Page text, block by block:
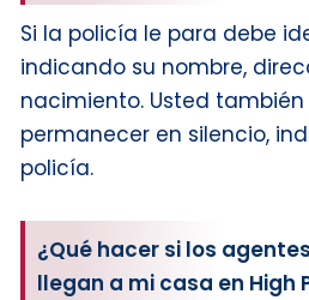
Si la policía le para debe
indicando su nombre,
nacimiento. Usted
permanecer en silencio,
policía.
¿Qué hacer si los
llegan a mi casa en High